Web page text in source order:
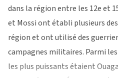
dans la région entre les 12e et
et Mossi ont établi plusieurs
région et ont utilisé des
campagnes militaires. Parmi
les plus puissants étaient